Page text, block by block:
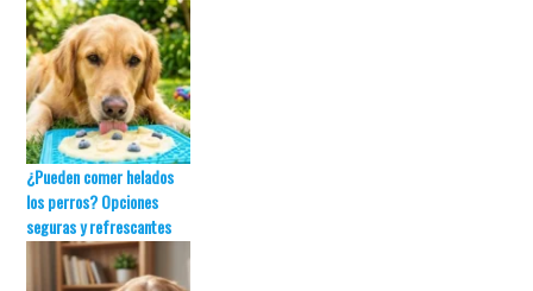
¿Pueden comer helados
los perros? Opciones
seguras y refrescantes